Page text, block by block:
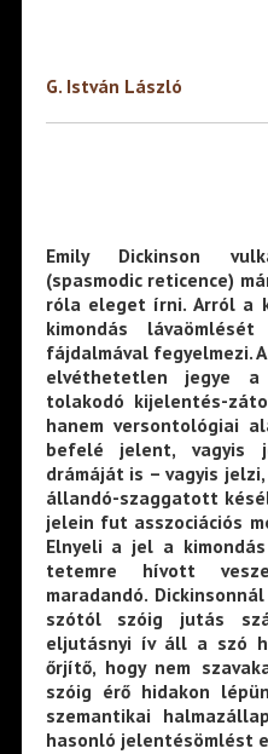
G. István László
Emily Dickinson
(spasmodic reticence)
róla eleget írni. Arról a
kimondás
fájdalmával fegyelmezi.
elvéthetetlen jegye a
tolakodó kijelentés-
hanem versontológiai
befelé jelent, vagyis
drámáját is – vagyis
állandó-szaggatott
jelein fut asszociációs
Elnyeli a jel a
tetemre hívott
maradandó.
szótól szóig jutás
eljutásnyi ív áll a szó
őrjítő, hogy nem
szóig érő hidakon
szemantikai
hasonló jelentésömlést